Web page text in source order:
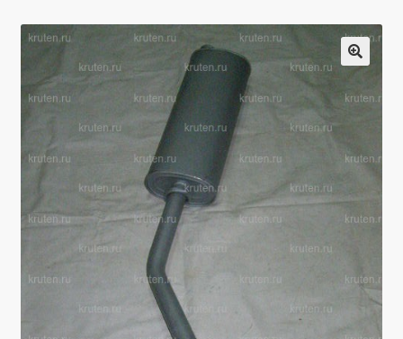
Мой аккаунт
Политика в отношении обработки персональных
данных
Производители
Юридические данные
🔍